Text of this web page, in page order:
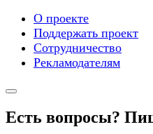
О проекте
Поддержать проект
Сотрудничество
Рекламодателям
Есть вопросы?